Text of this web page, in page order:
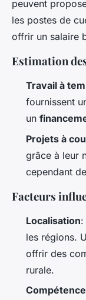
peuvent
les postes de
offrir un salaire
Estimation
Travail à
fournissent
un
Projets à
grâce à leur
cependant
Facteurs
Localisation:
les régions.
offrir des
rurale.